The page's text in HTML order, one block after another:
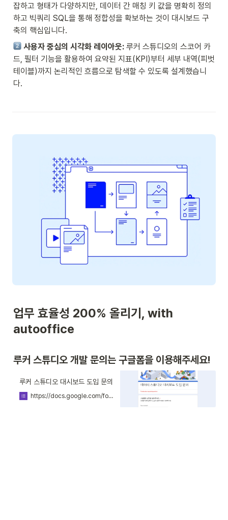
잡하고 형태가 다양하지만, 데이터 간 매칭 키 값을 명확히 정의
하고 빅쿼리 SQL을 통해 정합성을 확보하는 것이 대시보드 구
축의 핵심입니다.
사용자 중심의 시각화 레이아웃: 루커 스튜디오의 스코어 카
드, 필터 기능을 활용하여 요약된 지표(KPI)부터 세부 내역(피벗
테이블)까지 논리적인 흐름으로 탐색할 수 있도록 설계했습니
다.
업무 효율성 200% 올리기, with
autooffice
루커 스튜디오 개발 문의는 구글폼을 이용해주세요!
루커 스튜디오 대시보드 도입 문의
https://docs.google.com/forms/d/e/1FAIpQLSfh9CSxm4aKG4Rhh6Xdh7Y6p5e_8ZhwWS_ryvxGOeQVIpmaRw/viewform